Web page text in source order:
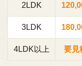
2LDK
3LDK
4LDK以上 要見